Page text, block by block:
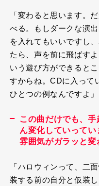
「変わると思います。
べる。もしダークな演
を入れてもいいですし
たら、声を前に飛ばす
いう遊び方ができると
すからね。CDに入って
ひとつの例なんですよ」
この曲だけでも、
ん変化していってい
雰囲気がガラッと変
「ハロウィンって、二
装する前の自分と仮装